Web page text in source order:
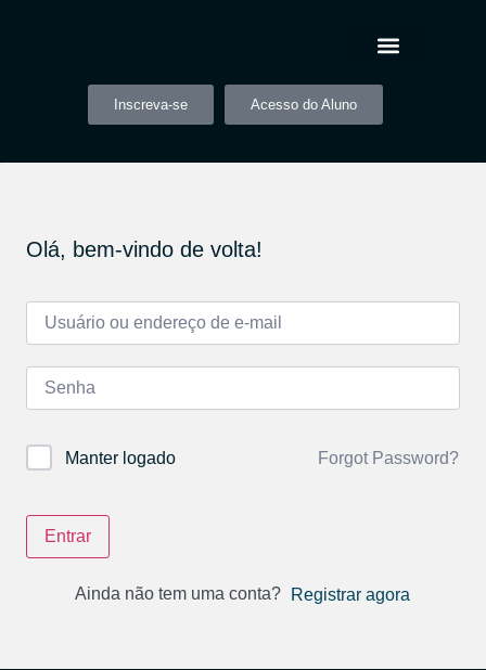
Inscreva-se Acesso do Aluno
Olá, bem-vindo de volta!
Manter logado Forgot Password?
Entrar
Ainda não tem uma conta? Registrar agora